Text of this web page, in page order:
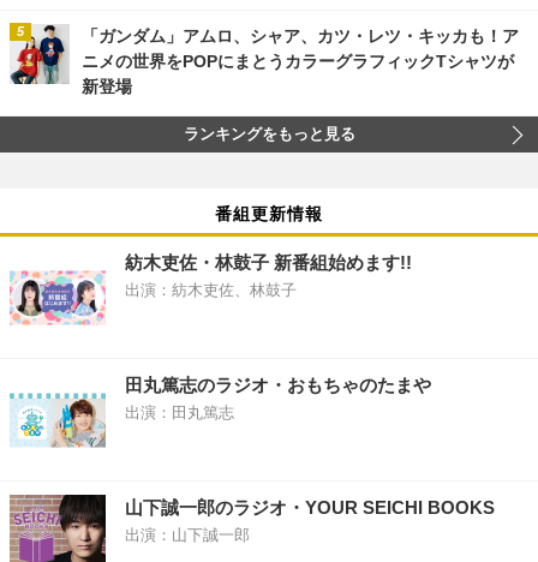
「ガンダム」アムロ、シャア、カツ・レツ・キッカも！ア
ニメの世界をPOPにまとうカラーグラフィックTシャツが
新登場
ランキングをもっと見る
番組更新情報
紡木吏佐・林鼓子 新番組始めます!!
出演：紡木吏佐、林鼓子
田丸篤志のラジオ・おもちゃのたまや
出演：田丸篤志
山下誠一郎のラジオ・YOUR SEICHI BOOKS
出演：山下誠一郎